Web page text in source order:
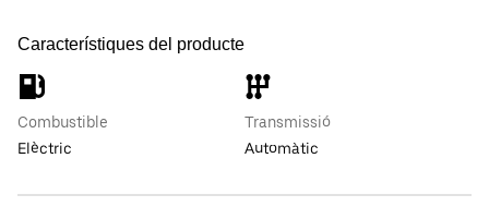
Característiques del producte
Combustible
Elèctric
Transmissió
Automàtic